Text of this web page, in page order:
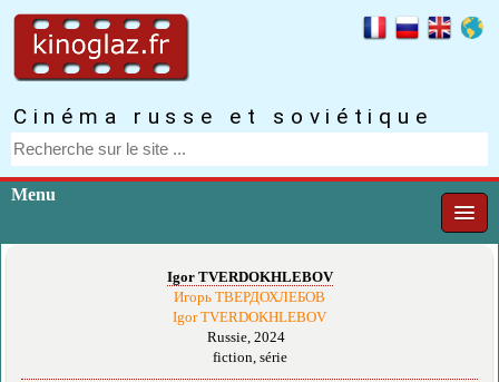
Cinéma russe et soviétique
Menu
Igor TVERDOKHLEBOV
Игорь ТВЕРДОХЛЕБОВ
Igor TVERDOKHLEBOV
Russie, 2024
fiction, série